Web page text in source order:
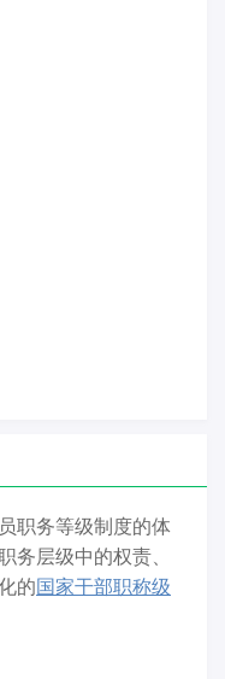
商务职业学院、安徽公安
职业技术学院、民办合肥
经济技术职业学院、民办
技术学院、安徽现代信息
职业学院、安徽汽车职业
食工程职业学院、安徽卫
路；至元二十八年（1290
年），合肥改属六部直隶
庐州等府、州。清咸丰年
四年（1945年）抗战胜利
化和巢湖文化在合肥大地
城市文化软实力不断增
军事重镇，素有“淮右襟
、芜湖老鸭汤泡锅巴芜湖
、杨明、高泉、杨一民、
职务等级制度的体
务层级中的权责、
的国家干部职称级